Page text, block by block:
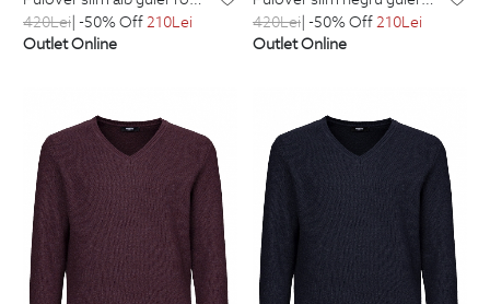
420Lei| -50% Off210Lei
Outlet Online
420Lei| -50% Off210Lei
Outlet Online